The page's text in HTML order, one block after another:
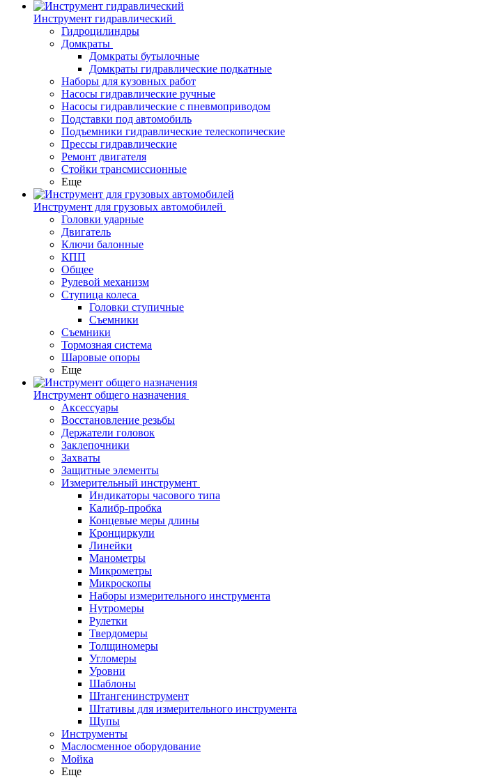
Инструмент гидравлический
Гидроцилиндры
Домкраты
Домкраты бутылочные
Домкраты гидравлические подкатные
Наборы для кузовных работ
Насосы гидравлические ручные
Насосы гидравлические с пневмоприводом
Подставки под автомобиль
Подъемники гидравлические телескопические
Прессы гидравлические
Ремонт двигателя
Стойки трансмиссионные
Еще
Инструмент для грузовых автомобилей
Головки ударные
Двигатель
Ключи балонные
КПП
Общее
Рулевой механизм
Ступица колеса
Головки ступичные
Съемники
Съемники
Тормозная система
Шаровые опоры
Еще
Инструмент общего назначения
Аксессуары
Восстановление резьбы
Держатели головок
Заклепочники
Захваты
Защитные элементы
Измерительный инструмент
Индикаторы часового типа
Калибр-пробка
Концевые меры длины
Кронциркули
Линейки
Манометры
Микрометры
Микроскопы
Наборы измерительного инструмента
Нутромеры
Рулетки
Твердомеры
Толщиномеры
Угломеры
Уровни
Шаблоны
Штангенинструмент
Штативы для измерительного инструмента
Щупы
Инструменты
Маслосменное оборудование
Мойка
Еще